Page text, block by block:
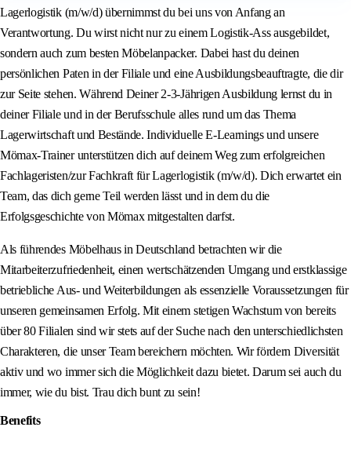
Lagerlogistik (m/w/d) übernimmst du bei uns von Anfang an
Verantwortung. Du wirst nicht nur zu einem Logistik-Ass ausgebildet,
sondern auch zum besten Möbelanpacker. Dabei hast du deinen
persönlichen Paten in der Filiale und eine Ausbildungsbeauftragte, die dir
zur Seite stehen. Während Deiner 2-3-Jährigen Ausbildung lernst du in
deiner Filiale und in der Berufsschule alles rund um das Thema
Lagerwirtschaft und Bestände. Individuelle E-Learnings und unsere
Mömax-Trainer unterstützen dich auf deinem Weg zum erfolgreichen
Fachlageristen/zur Fachkraft für Lagerlogistik (m/w/d). Dich erwartet ein
Team, das dich gerne Teil werden lässt und in dem du die
Erfolgsgeschichte von Mömax mitgestalten darfst.
Als führendes Möbelhaus in Deutschland betrachten wir die
Mitarbeiterzufriedenheit, einen wertschätzenden Umgang und erstklassige
betriebliche Aus- und Weiterbildungen als essenzielle Voraussetzungen für
unseren gemeinsamen Erfolg. Mit einem stetigen Wachstum von bereits
über 80 Filialen sind wir stets auf der Suche nach den unterschiedlichsten
Charakteren, die unser Team bereichern möchten. Wir fördern Diversität
aktiv und wo immer sich die Möglichkeit dazu bietet. Darum sei auch du
immer, wie du bist. Trau dich bunt zu sein!
Benefits